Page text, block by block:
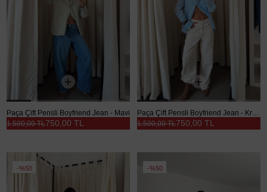
Paça Çift Pensli Boyfriend Jean - Mavi
750,00 TL
1.500,00 TL
Paça Çift Pensli Boyfriend Jean - Krem
750,00 TL
1.500,00 TL
%50 %50